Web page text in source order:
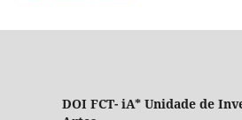
DOI FCT- iA* Unidade de